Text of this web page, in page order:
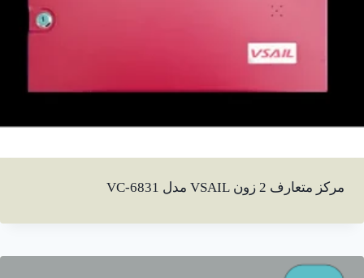
مرکز متعارف 2 زون VSAIL مدل VC-6831